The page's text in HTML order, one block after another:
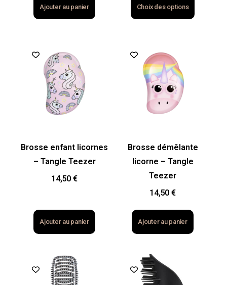
Ajouter au panier Choix des options
Brosse enfant licornes
– Tangle Teezer
14,50 €
Ajouter au panier
Brosse démêlante
licorne – Tangle
Teezer
14,50 €
Ajouter au panier